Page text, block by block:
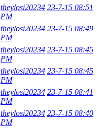
theylosi20234 23-7-15 08:51
PM
theylosi20234 23-7-15 08:49
PM
theylosi20234 23-7-15 08:45
PM
theylosi20234 23-7-15 08:45
PM
theylosi20234 23-7-15 08:41
PM
theylosi20234 23-7-15 08:40
PM